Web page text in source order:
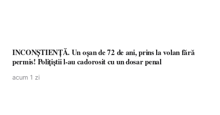
INCONȘTIENȚĂ. Un oșan de 72 de ani, prins la volan fără
permis! Polițiștii l-au cadorosit cu un dosar penal
acum 1 zi